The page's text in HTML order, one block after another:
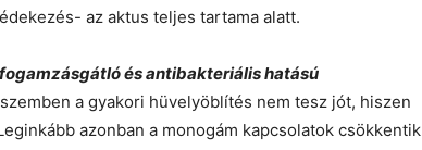
az aktus teljes tartama alatt.
és antibakteriális hatású
a gyakori hüvelyöblítés nem tesz jót, hiszen
azonban a monogám kapcsolatok csökkentik